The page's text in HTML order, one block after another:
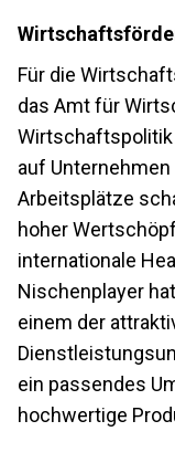
Für die
das Amt für
auf
Arbeitsplätze
hoher
internationale
Nischenplayer
einem der
ein passendes
hochwertige